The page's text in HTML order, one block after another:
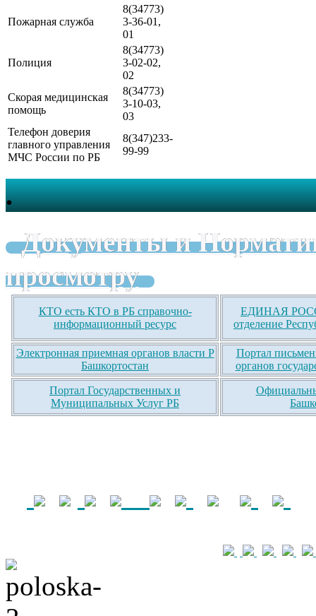
Пожарная служба
8(34773)
3-36-01,
01
Полиция
8(34773)
3-02-02,
02
Скорая медицинская
помощь
8(34773)
3-10-03,
03
Телефон доверия
главного управления
МЧС России по РБ
8(347)233-
99-99
.
Документы и
просмотру
КТО есть КТО в РБ справочно-
информационный ресурс
ЕДИНАЯ
отделение
Электронная приемная органов власти Р
Башкортостан
Портал
органов
Портал Государственных и
Муниципальных Услуг РБ